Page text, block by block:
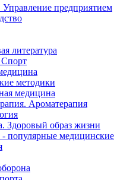
предприятием
литература
Спорт
методики
медицина
Ароматерапия
Здоровый образ жизни
популярные медицинские